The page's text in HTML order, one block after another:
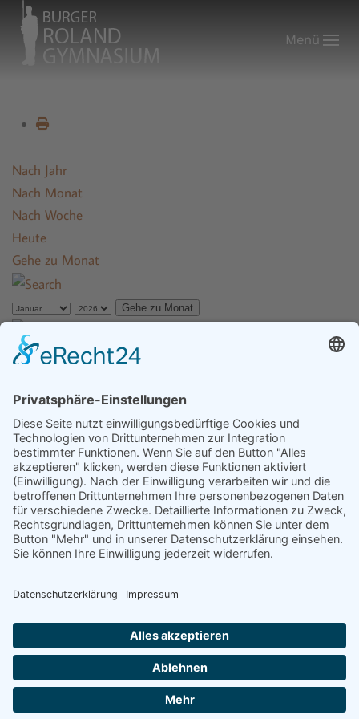
Menü
Nach Jahr
Nach Monat
Nach Woche
Heute
Gehe zu Monat
Gehe zu Monat
Jahrgang 5, Weimarer Kulturexpress mit dem Theaterstück
Dienstag, 13. Januar 2026
Aufrufe: 624
KontaktMe
OrtAula 1
Datenschutzerklärung
Impressum
Cookie-Einstellungen
Burger Roland-Gymnasium
Brüderstraße 46
Tel.: 03921 - 72780